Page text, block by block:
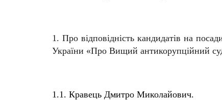
1. Про відповідність кандидатів на
України «Про Вищий антикорупційний
1.1. Кравець Дмитро Миколайович.